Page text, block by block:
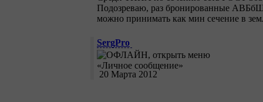
Подозреваю, раз бронированные
можно принимать как мин сечение в
SergPro
20 Марта 2012